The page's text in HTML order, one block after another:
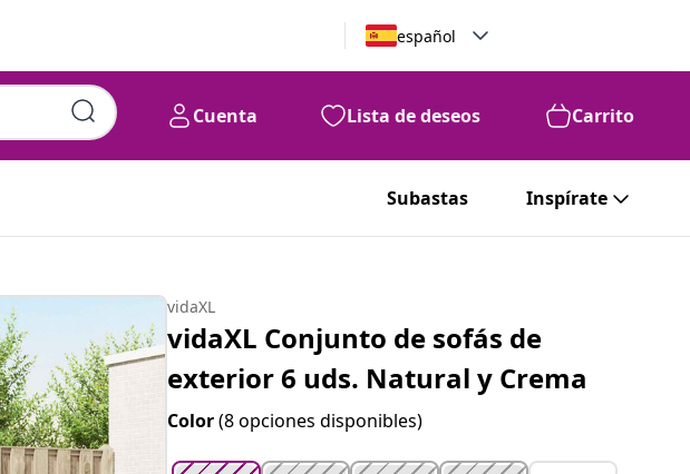
español
Cuenta Lista de deseos Carrito
Subastas Inspírate
99 €
vidaXL
vidaXL Conjunto de sofás de
exterior 6 uds. Natural y Crema
Color(8 opciones disponibles)